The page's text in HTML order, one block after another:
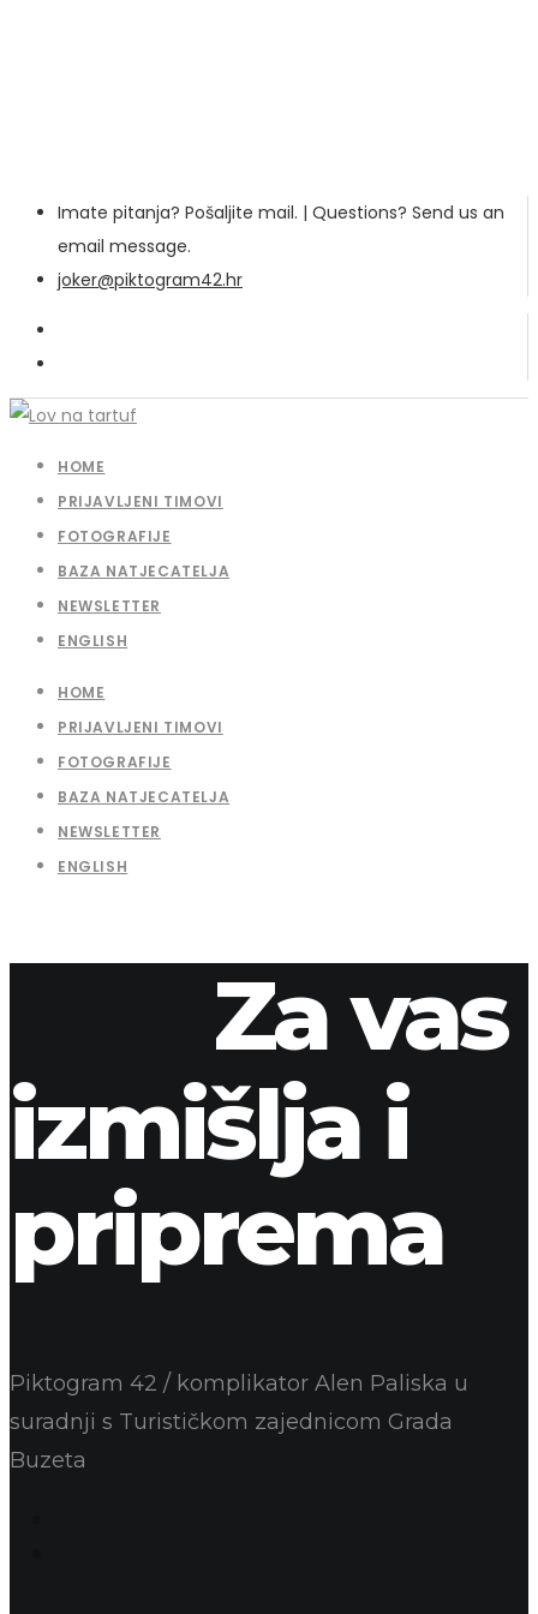
Imate pitanja? Pošaljite mail. | Questions? Send us an
email message.
joker@piktogram42.hr
HOME
PRIJAVLJENI TIMOVI
FOTOGRAFIJE
BAZA NATJECATELJA
NEWSLETTER
ENGLISH
HOME
PRIJAVLJENI TIMOVI
FOTOGRAFIJE
BAZA NATJECATELJA
NEWSLETTER
ENGLISH
Za vas
izmišlja i
priprema
Piktogram 42 / komplikator Alen Paliska u
suradnji s Turističkom zajednicom Grada
Buzeta